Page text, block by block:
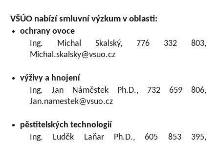
VŠÚO nabízí smluvní výzkum v oblasti:
ochrany ovoce
Ing. Michal Skalský, 776 332 803,
Michal.skalsky@vsuo.cz
výživy a hnojení
Ing. Jan Náměstek Ph.D., 732 659 806,
Jan.namestek@vsuo.cz
pěstitelských technologií
Ing. Luděk Laňar Ph.D., 605 853 395,